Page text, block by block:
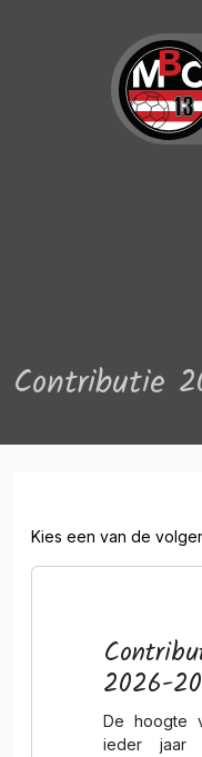
Contributie
Kies een van de
2026-
De hoogte
ieder jaar